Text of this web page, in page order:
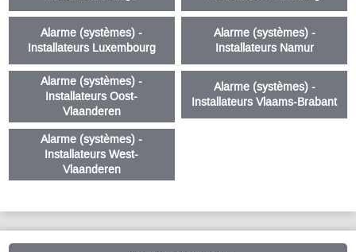
Alarme (systèmes) -
Installateurs Luxembourg
Alarme (systèmes) -
Installateurs Namur
Alarme (systèmes) -
Installateurs Oost-
Vlaanderen
Alarme (systèmes) -
Installateurs Vlaams-Brabant
Alarme (systèmes) -
Installateurs West-
Vlaanderen